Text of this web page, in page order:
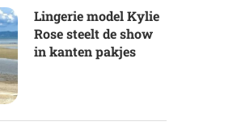
Lingerie model Kylie
Rose steelt de show
in kanten pakjes